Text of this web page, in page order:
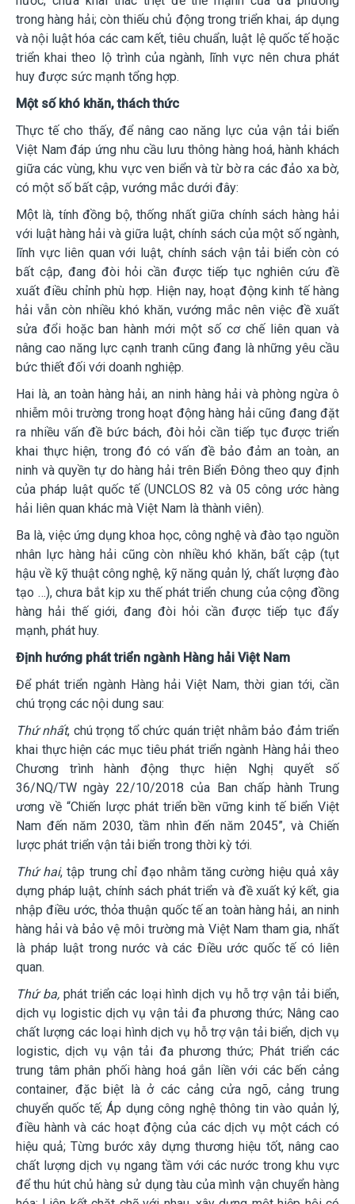
trong hàng hải; còn thiếu chủ động trong triển khai, áp dụng
và nội luật hóa các cam kết, tiêu chuẩn, luật lệ quốc tế hoặc
triển khai theo lộ trình của ngành, lĩnh vực nên chưa phát
huy được sức mạnh tổng hợp.
Một số khó khăn, thách thức
Thực tế cho thấy, để nâng cao năng lực của vận tải biển
Việt Nam đáp ứng nhu cầu lưu thông hàng hoá, hành khách
giữa các vùng, khu vực ven biển và từ bờ ra các đảo xa bờ,
có một số bất cập, vướng mắc dưới đây:
Một là, tính đồng bộ, thống nhất giữa chính sách hàng hải
với luật hàng hải và giữa luật, chính sách của một số ngành,
lĩnh vực liên quan với luật, chính sách vận tải biển còn có
bất cập, đang đòi hỏi cần được tiếp tục nghiên cứu đề
xuất điều chỉnh phù hợp. Hiện nay, hoạt động kinh tế hàng
hải vẫn còn nhiều khó khăn, vướng mắc nên việc đề xuất
sửa đổi hoặc ban hành mới một số cơ chế liên quan và
nâng cao năng lực cạnh tranh cũng đang là những yêu cầu
bức thiết đối với doanh nghiệp.
Hai là, an toàn hàng hải, an ninh hàng hải và phòng ngừa ô
nhiễm môi trường trong hoạt động hàng hải cũng đang đặt
ra nhiều vấn đề bức bách, đòi hỏi cần tiếp tục được triển
khai thực hiện, trong đó có vấn đề bảo đảm an toàn, an
ninh và quyền tự do hàng hải trên Biển Đông theo quy định
của pháp luật quốc tế (UNCLOS 82 và 05 công ước hàng
hải liên quan khác mà Việt Nam là thành viên).
Ba là, việc ứng dụng khoa học, công nghệ và đào tạo nguồn
nhân lực hàng hải cũng còn nhiều khó khăn, bất cập (tụt
hậu về kỹ thuật công nghệ, kỹ năng quản lý, chất lượng đào
tạo …), chưa bắt kịp xu thế phát triển chung của cộng đồng
hàng hải thế giới, đang đòi hỏi cần được tiếp tục đẩy
mạnh, phát huy.
Định hướng phát triển ngành Hàng hải Việt Nam
Để phát triển ngành Hàng hải Việt Nam, thời gian tới, cần
chú trọng các nội dung sau:
Thứ nhất, chú trọng tổ chức quán triệt nhằm bảo đảm triển
khai thực hiện các mục tiêu phát triển ngành Hàng hải theo
Chương trình hành động thực hiện Nghị quyết số
36/NQ/TW ngày 22/10/2018 của Ban chấp hành Trung
ương về “Chiến lược phát triển bền vững kinh tế biển Việt
Nam đến năm 2030, tầm nhìn đến năm 2045”, và Chiến
lược phát triển vận tải biển trong thời kỳ tới.
Thứ hai, tập trung chỉ đạo nhằm tăng cường hiệu quả xây
dựng pháp luật, chính sách phát triển và đề xuất ký kết, gia
nhập điều ước, thỏa thuận quốc tế an toàn hàng hải, an ninh
hàng hải và bảo vệ môi trường mà Việt Nam tham gia, nhất
là pháp luật trong nước và các Điều ước quốc tế có liên
quan.
Thứ ba,phát triển các loại hình dịch vụ hỗ trợ vận tải biển,
dịch vụ logistic dịch vụ vận tải đa phương thức; Nâng cao
chất lượng các loại hình dịch vụ hỗ trợ vận tải biển, dịch vụ
logistic, dịch vụ vận tải đa phương thức; Phát triển các
trung tâm phân phối hàng hoá gắn liền với các bến cảng
container, đặc biệt là ở các cảng cửa ngõ, cảng trung
chuyển quốc tế; Áp dụng công nghệ thông tin vào quản lý,
điều hành và các hoạt động của các dịch vụ một cách có
hiệu quả; Từng bước xây dựng thương hiệu tốt, nâng cao
chất lượng dịch vụ ngang tầm với các nước trong khu vực
để thu hút chủ hàng sử dụng tàu của mình vận chuyển hàng